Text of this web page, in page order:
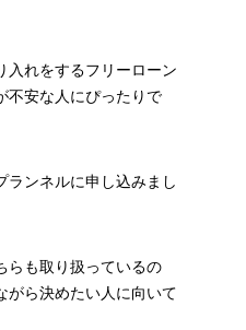
入れをするフリーローン
不安な人にぴったりで
ランネルに申し込みまし
らも取り扱っているの
がら決めたい人に向いて